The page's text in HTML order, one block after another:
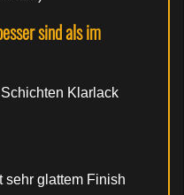
sind als im
Klarlack
sehr glattem Finish